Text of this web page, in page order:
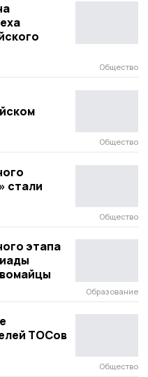
Общество
Общество
стали
Общество
этапа
Образование
ТОСов
Общество